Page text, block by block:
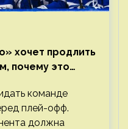
хочет продлить
почему это
команде
плей-офф.
должна